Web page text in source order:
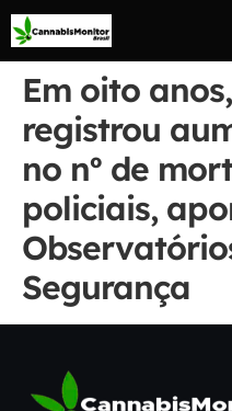
Em oito
registrou
no nº de
policiais,
Segurança